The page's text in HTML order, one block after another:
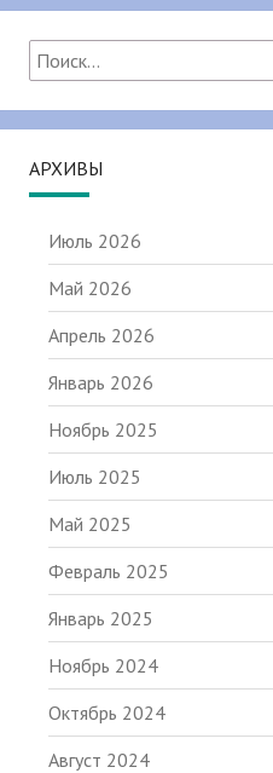
Найти:
АРХИВЫ
Июль 2026
Май 2026
Апрель 2026
Январь 2026
Ноябрь 2025
Июль 2025
Май 2025
Февраль 2025
Январь 2025
Ноябрь 2024
Октябрь 2024
Август 2024